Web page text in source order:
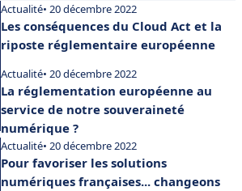
Actualité• 20 décembre 2022
Les conséquences du Cloud Act et la
riposte réglementaire européenne
Actualité• 20 décembre 2022
La réglementation européenne au
service de notre souveraineté
numérique ?
Actualité• 20 décembre 2022
Pour favoriser les solutions
numériques françaises... changeons